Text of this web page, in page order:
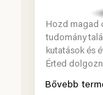
Hozd magad
tudomány
kutatások és
Érted
Bővebb